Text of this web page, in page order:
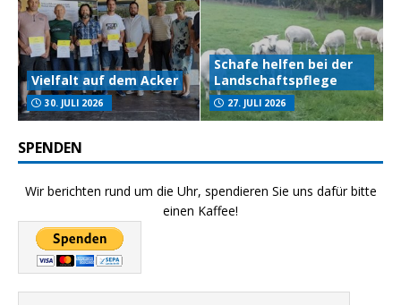
Vielfalt auf dem Acker
30. JULI 2026
Schafe helfen bei der
Landschaftspflege
27. JULI 2026
SPENDEN
Wir berichten rund um die Uhr, spendieren Sie uns dafür bitte
einen Kaffee!